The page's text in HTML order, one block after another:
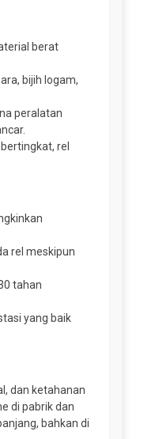
berat
bijih logam,
peralatan
rel
rel meskipun
tahan
yang baik
dan ketahanan
di pabrik dan
bahkan di